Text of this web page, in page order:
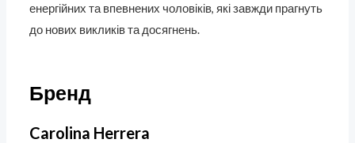
енергійних та впевнених чоловіків, які завжди прагнуть
до нових викликів та досягнень.
Бренд
Carolina Herrera